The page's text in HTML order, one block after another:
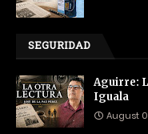
SEGURIDAD
Aguirre:
Iguala
August